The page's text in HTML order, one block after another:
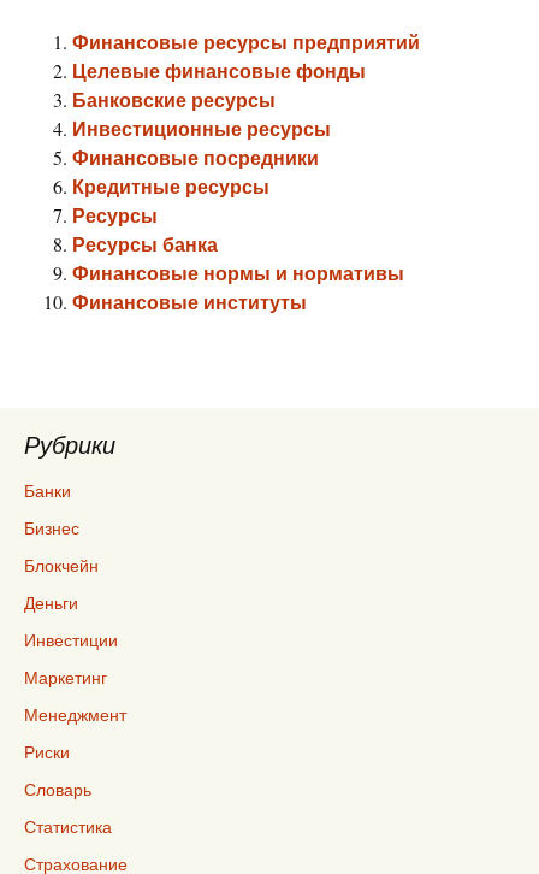
Финансовые ресурсы предприятий
Целевые финансовые фонды
Банковские ресурсы
Инвестиционные ресурсы
Финансовые посредники
Кредитные ресурсы
Ресурсы
Ресурсы банка
Финансовые нормы и нормативы
Финансовые институты
Рубрики
Банки
Бизнес
Блокчейн
Деньги
Инвестиции
Маркетинг
Менеджмент
Риски
Словарь
Статистика
Страхование